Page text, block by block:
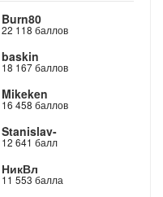
Burn80
22 118 баллов
baskin
18 167 баллов
Mikeken
16 458 баллов
Stanislav-
12 641 балл
НикВл
11 553 балла